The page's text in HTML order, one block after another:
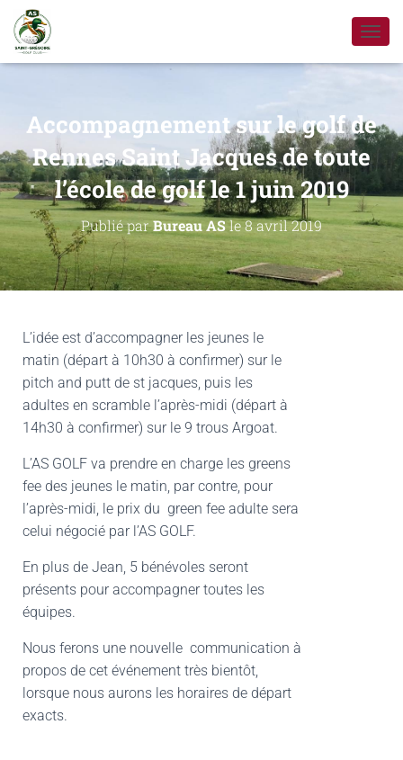
D
É
E
R
L
N
A
V
G
A
Accompagnement sur le golf de
Rennes Saint Jacques de toute
l’école de golf le 1 juin 2019
Publié parBureau ASle8 avril 2019
L’idée est d’accompagner les jeunes le
matin (départ à 10h30 à confirmer) sur le
pitch and putt de st jacques, puis les
adultes en scramble l’après-midi (départ à
14h30 à confirmer) sur le 9 trous Argoat.
L’AS GOLF va prendre en charge les greens
fee des jeunes le matin, par contre, pour
l’après-midi, le prix du green fee adulte sera
celui négocié par l’AS GOLF.
En plus de Jean, 5 bénévoles seront
présents pour accompagner toutes les
équipes.
Nous ferons une nouvelle communication à
propos de cet événement très bientôt,
lorsque nous aurons les horaires de départ
exacts.